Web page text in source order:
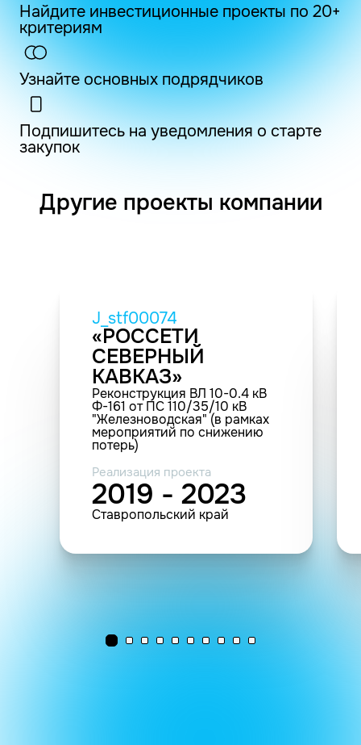
Найдите инвестиционные проекты по 20+
критериям
Узнайте основных подрядчиков
Подпишитесь на уведомления о старте
закупок
Другие проекты компании
J_stf00074
«РОССЕТИ
СЕВЕРНЫЙ
КАВКАЗ»
Реконструкция ВЛ 10-0.4 кВ
Ф-161 от ПС 110/35/10 кВ
"Железноводская" (в рамках
мероприятий по снижению
потерь)
Реализация проекта
2019 - 2023
Ставропольский край